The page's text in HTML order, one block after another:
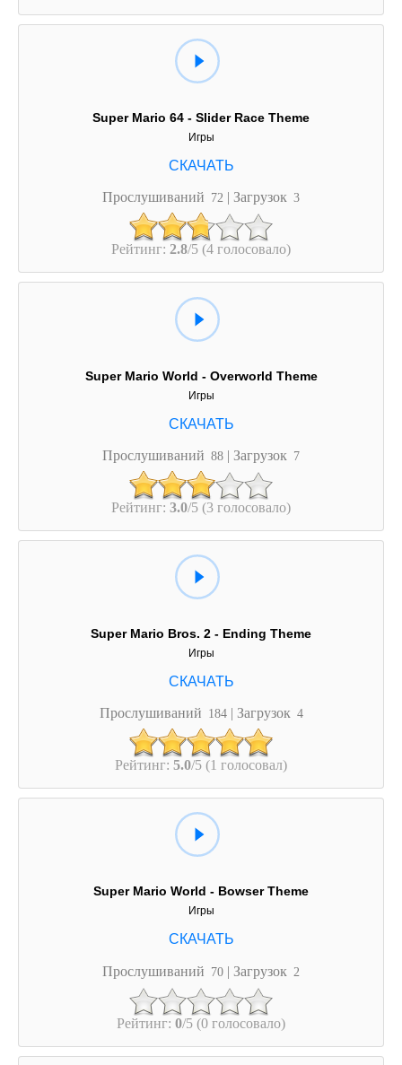
Super Mario 64 - Slider Race Theme
Игры
Прослушиваний 72 | Загрузок 3
Рейтинг: 2.8/5 (4 голосовало)
Super Mario World - Overworld Theme
Игры
Прослушиваний 88 | Загрузок 7
Рейтинг: 3.0/5 (3 голосовало)
Super Mario Bros. 2 - Ending Theme
Игры
Прослушиваний 184 | Загрузок 4
Рейтинг: 5.0/5 (1 голосовал)
Super Mario World - Bowser Theme
Игры
Прослушиваний 70 | Загрузок 2
Рейтинг: 0/5 (0 голосовало)